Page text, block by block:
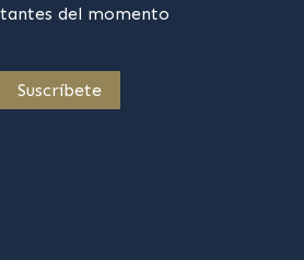
del momento
Suscríbete